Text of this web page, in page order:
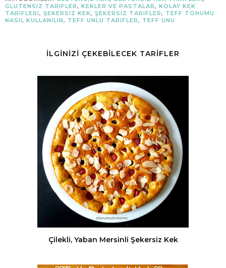
GLUTENSIZ TARIFLER, KEKLER VE PASTALAR, KOLAY KEK
TARIFLERI, ŞEKERSIZ KEK, ŞEKERSIZ TARIFLER, TEFF TOHUMU
NASIL KULLANILIR, TEFF UNLU TARIFLER, TEFF UNU
İLGİNİZİ ÇEKEBİLECEK TARİFLER
Çilekli, Yaban Mersinli Şekersiz Kek